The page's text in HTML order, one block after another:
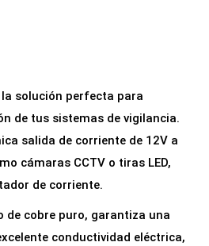
la solución perfecta para
de tus sistemas de vigilancia.
salida de corriente de 12V a
cámaras CCTV o tiras LED,
de corriente.
de cobre puro, garantiza una
conductividad eléctrica,